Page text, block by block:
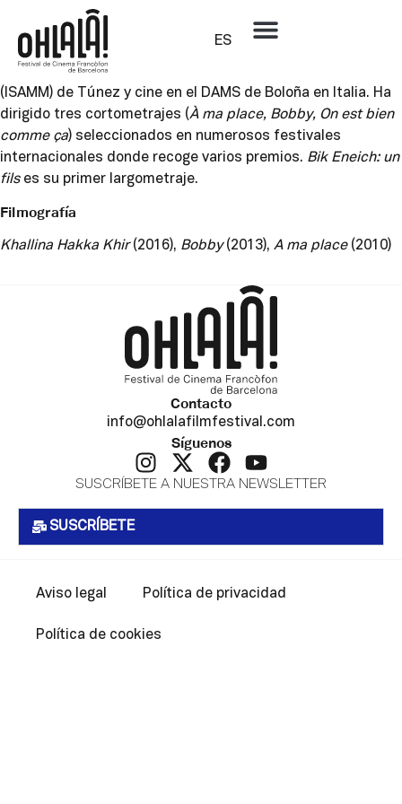
ES
Mehdi Barsaoui
Nacido en 1984, Mehdi M Barsaoui se cría en Túnez. Estudia
montaje en el Institut Supérieur des Arts et Multimedia Arts
(ISAMM) de Túnez y cine en el DAMS de Boloña en Italia. Ha
dirigido tres cortometrajes (À ma place, Bobby, On est bien
comme ça) seleccionados en numerosos festivales
internacionales donde recoge varios premios. Bik Eneich: un
filses su primer largometraje.
Filmografía
Khallina Hakka Khir(2016), Bobby(2013), A ma place(2010)
Contacto
info@ohlalafilmfestival.com
Síguenos
SUSCRÍBETE A NUESTRA NEWSLETTER
SUSCRÍBETE
Aviso legal Política de privacidad
Política de cookies